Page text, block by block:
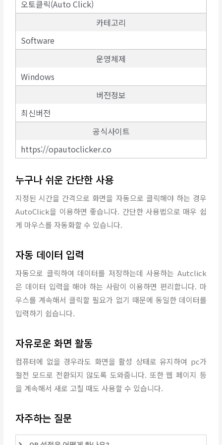
오토클릭(Auto Click)
카테고리
Software
운영체제
Windows
버전정보
최신버전
공식사이트
https://opautoclicker.co
누구나 쉬운 간단한 사용
지정된 시간을 간격으로 화면을 자동으로 클릭해야 하는 경우
AutoClick을 이용하면 좋습니다. 간단한 사용법으로 매우 쉽
게 마우스를 자동화할 수 있습니다.
자동 데이터 입력
자동으로 클릭하여 데이터를 저장하는데 사용하는 Autclick
은 데이터 입력을 해야 하는 사람이 이용하면 편리합니다. 마
우스를 계속해서 클릭할 필요가 없기 때문에 동일한 데이터를
입력하기 쉽습니다.
자유로운 화면 활동
컴퓨터에 없을 경우라도 화면을 활성 상태로 유지하여 pc가
절전 모드로 전환되지 않도록 도와줍니다. 또한 웹 페이지 등
을 계속해서 새로 고칠 때도 사용할 수 있습니다.
자주하는 질문